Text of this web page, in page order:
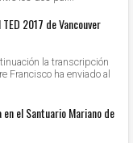
2017 de Vancouver
la transcripción
Francisco ha enviado al
el Santuario Mariano de